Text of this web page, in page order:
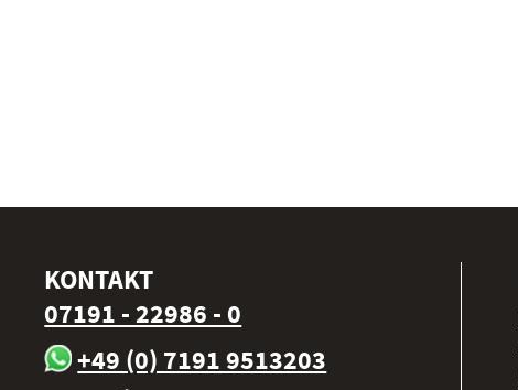
KONTAKT
07191 - 22986 - 0
+49 (0) 7191 9513203